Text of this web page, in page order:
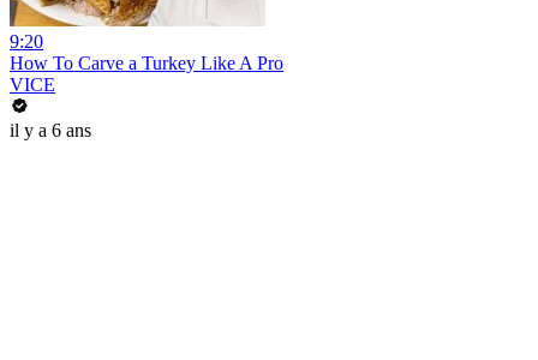
9:20
How To Carve a Turkey Like A Pro
VICE
il y a 6 ans